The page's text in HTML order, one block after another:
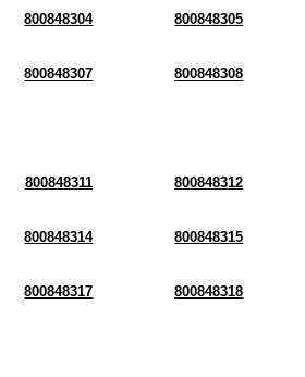
800848304 800848305
800848307 800848308
800848311 800848312
800848314 800848315
800848317 800848318